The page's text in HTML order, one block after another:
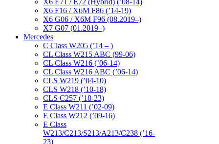
X6 E71 / E72 (Hybrid) (’08-14)
X6 F16 / X6M F86 (’14-19)
X6 G06 / X6M F96 (08.2019–)
X7 G07 (01.2019–)
Mercedes
C Class W205 (’14 – )
CL Class W215 ABC (99-06)
CL Class W216 (’06-14)
CL Class W216 ABC (’06-14)
CLS W219 (’04-10)
CLS W218 (’10-18)
CLS C257 (’18-23)
E Class W211 (’02-09)
E Class W212 (’09-16)
E Class
W213/C213/S213/A213/C238 (’16-
23)